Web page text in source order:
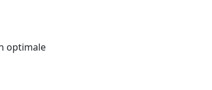
optimale